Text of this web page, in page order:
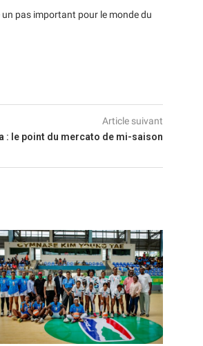
un pas important pour le monde du
Article suivant
: le point du mercato de mi-saison